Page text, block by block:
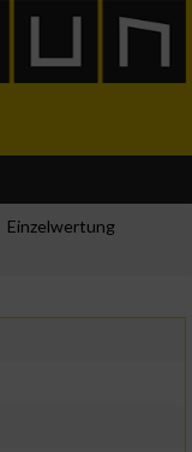
Einzelwertung